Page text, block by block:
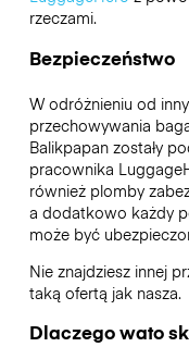
rzeczami.
Bezpieczeństwo
W odróżnieniu od
przechowywania
Balikpapanzostały
pracownika
również plomby
a dodatkowo każdy
może być
Nie znajdziesz innej
taką ofertą jak nasza.
Dlaczego wato